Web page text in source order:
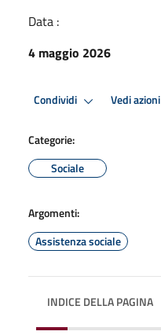
Data :
4 maggio 2026
Condividi Vedi azioni
Categorie:
Sociale
Argomenti:
Assistenza sociale
INDICE DELLA PAGINA